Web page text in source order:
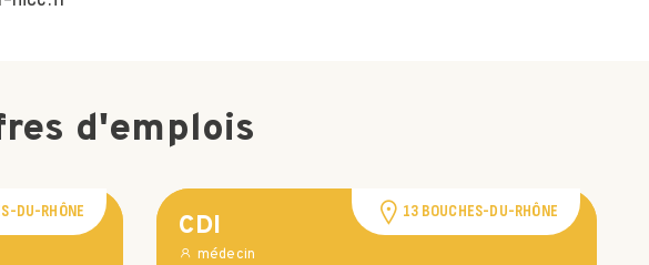
d'emplois
DU-RHÔNE CDI
médecin
13 BOUCHES-DU-RHÔNE